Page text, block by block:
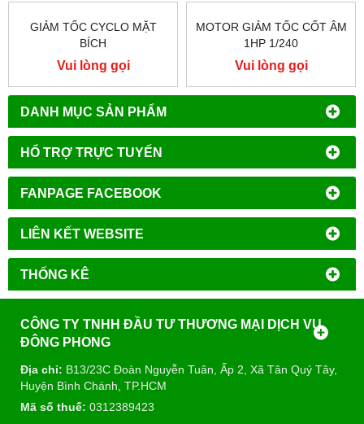
Vui lòng gọi Vui lòng gọi
MOTOR GIẢM TỐC CỐT ÂM
45MM NHẬT CŨ 2HP
Vui lòng gọi
MOTOR GIẢM TỐC CYCLO
NHẬT CŨ